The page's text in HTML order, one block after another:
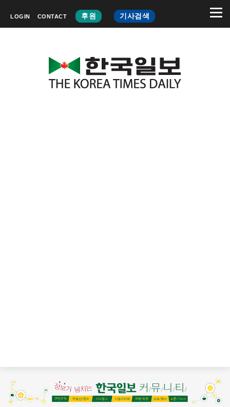
LOGIN CONTACT 후원 기사검색